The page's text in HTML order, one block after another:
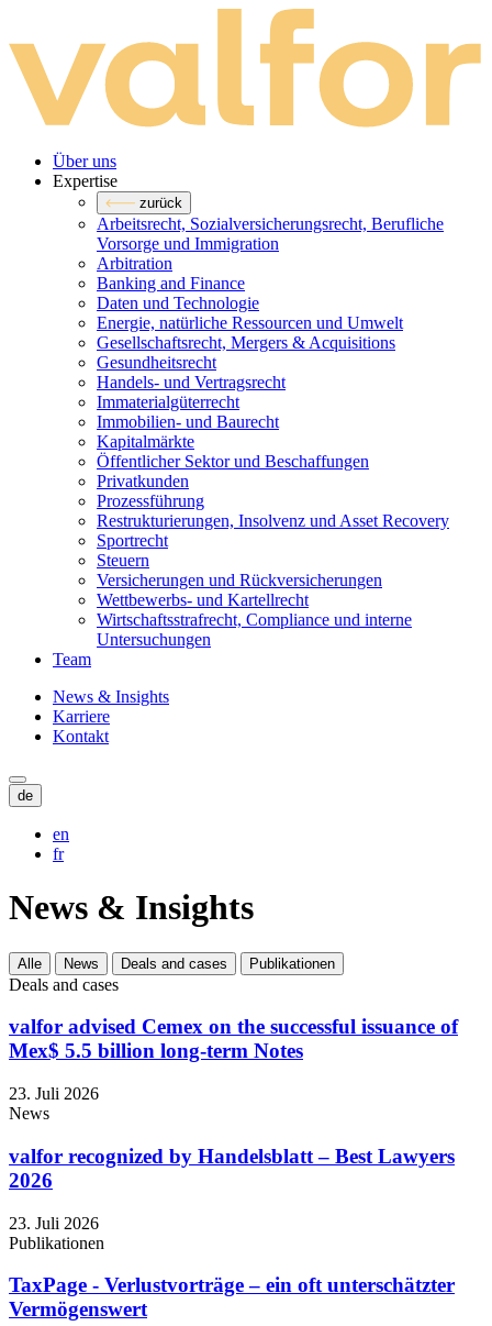
Über uns
Expertise
zurück
Arbeitsrecht, Sozialversicherungsrecht, Berufliche
Vorsorge und Immigration
Arbitration
Banking and Finance
Daten und Technologie
Energie, natürliche Ressourcen und Umwelt
Gesellschaftsrecht, Mergers & Acquisitions
Gesundheitsrecht
Handels- und Vertragsrecht
Immaterialgüterrecht
Immobilien- und Baurecht
Kapitalmärkte
Öffentlicher Sektor und Beschaffungen
Privatkunden
Prozessführung
Restrukturierungen, Insolvenz und Asset Recovery
Sportrecht
Steuern
Versicherungen und Rückversicherungen
Wettbewerbs- und Kartellrecht
Wirtschaftsstrafrecht, Compliance und interne
Untersuchungen
Team
News & Insights
Karriere
Kontakt
de
en
fr
News & Insights
Alle News Deals and cases Publikationen
Deals and cases
valfor advised Cemex on the successful issuance of
Mex$ 5.5 billion long-term Notes
23. Juli 2026
News
valfor recognized by Handelsblatt – Best Lawyers
2026
23. Juli 2026
Publikationen
TaxPage - Verlustvorträge – ein oft unterschätzter
Vermögenswert